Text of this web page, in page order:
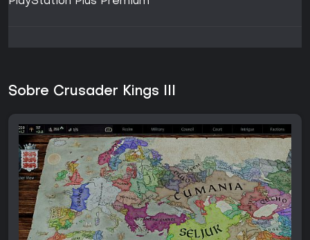
Sobre Crusader Kings III